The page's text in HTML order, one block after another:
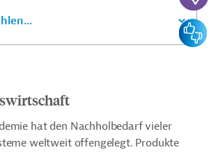
hat den Nachholbedarf vieler
weltweit offengelegt. Produkte